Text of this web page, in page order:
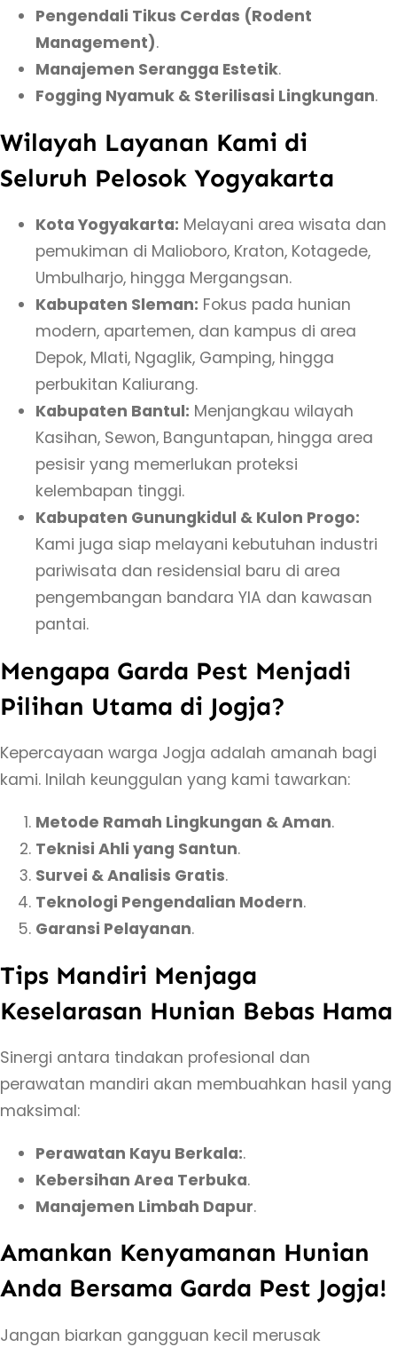
r
a
Pengendali Tikus Cerdas (Rodent
Management).
Manajemen Serangga Estetik.
Fogging Nyamuk & Sterilisasi Lingkungan.
Wilayah Layanan Kami di
Seluruh Pelosok Yogyakarta
Kota Yogyakarta: Melayani area wisata dan
pemukiman di Malioboro, Kraton, Kotagede,
Umbulharjo, hingga Mergangsan.
Kabupaten Sleman: Fokus pada hunian
modern, apartemen, dan kampus di area
Depok, Mlati, Ngaglik, Gamping, hingga
perbukitan Kaliurang.
Kabupaten Bantul: Menjangkau wilayah
Kasihan, Sewon, Banguntapan, hingga area
pesisir yang memerlukan proteksi
kelembapan tinggi.
Kabupaten Gunungkidul & Kulon Progo:
Kami juga siap melayani kebutuhan industri
pariwisata dan residensial baru di area
pengembangan bandara YIA dan kawasan
pantai.
Mengapa Garda Pest Menjadi
Pilihan Utama di Jogja?
Kepercayaan warga Jogja adalah amanah bagi
kami. Inilah keunggulan yang kami tawarkan:
Metode Ramah Lingkungan & Aman.
Teknisi Ahli yang Santun.
Survei & Analisis Gratis.
Teknologi Pengendalian Modern.
Garansi Pelayanan.
Tips Mandiri Menjaga
Keselarasan Hunian Bebas Hama
Sinergi antara tindakan profesional dan
perawatan mandiri akan membuahkan hasil yang
maksimal:
Perawatan Kayu Berkala:.
Kebersihan Area Terbuka.
Manajemen Limbah Dapur.
Amankan Kenyamanan Hunian
Anda Bersama Garda Pest Jogja!
Jangan biarkan gangguan kecil merusak